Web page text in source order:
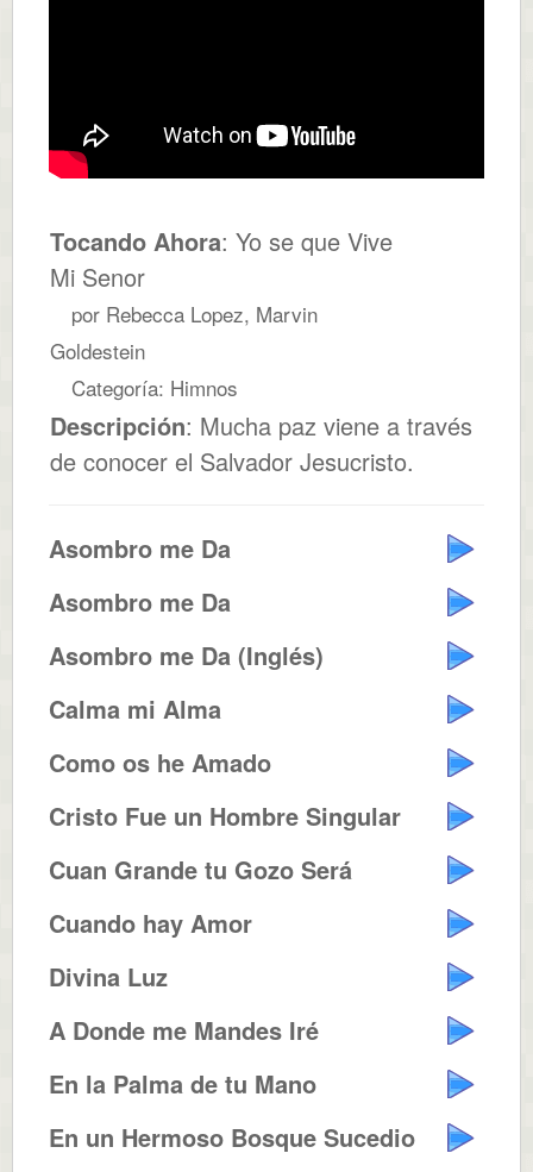
Tocando Ahora: Yo se que Vive
Mi Senor
por Rebecca Lopez, Marvin
Goldestein
Categoría: Himnos
Descripción: Mucha paz viene a través
de conocer el Salvador Jesucristo.
Asombro me Da
Asombro me Da
Asombro me Da (Inglés)
Calma mi Alma
Como os he Amado
Cristo Fue un Hombre Singular
Cuan Grande tu Gozo Será
Cuando hay Amor
Divina Luz
A Donde me Mandes Iré
En la Palma de tu Mano
En un Hermoso Bosque Sucedio